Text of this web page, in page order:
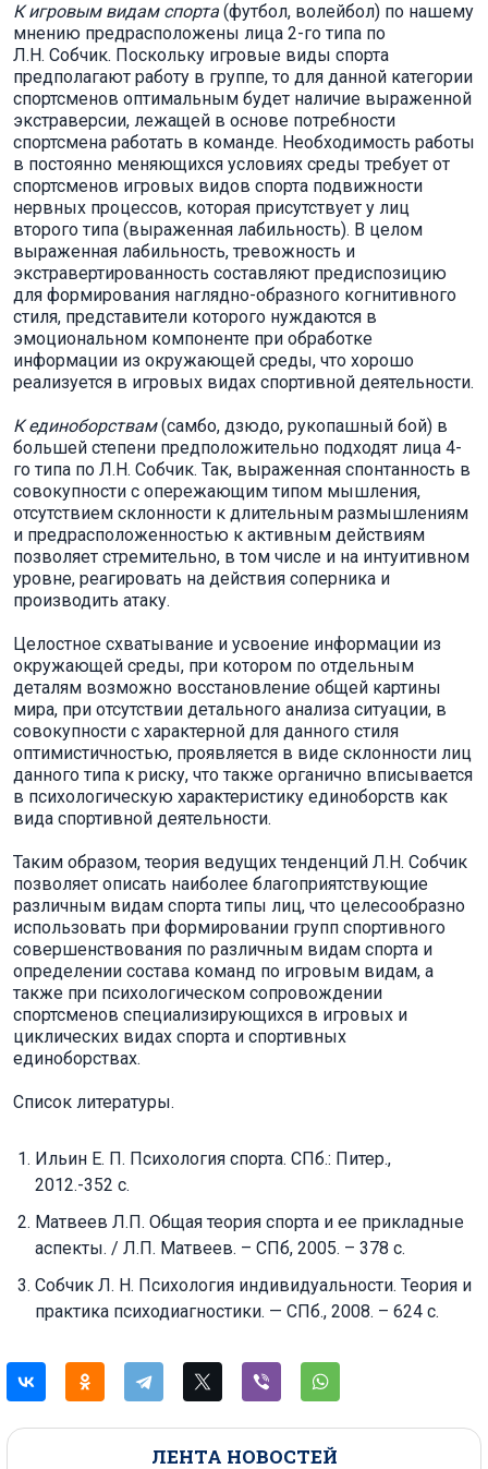
ЛЕНТА НОВОСТЕЙ
К игровым видам спорта (футбол, волейбол) по нашему
мнению предрасположены лица 2-го типа по
Л.Н. Собчик. Поскольку игровые виды спорта
предполагают работу в группе, то для данной категории
спортсменов оптимальным будет наличие выраженной
экстраверсии, лежащей в основе потребности
спортсмена работать в команде. Необходимость работы
в постоянно меняющихся условиях среды требует от
спортсменов игровых видов спорта подвижности
нервных процессов, которая присутствует у лиц
второго типа (выраженная лабильность). В целом
выраженная лабильность, тревожность и
экстравертированность составляют предиспозицию
для формирования наглядно-образного когнитивного
стиля, представители которого нуждаются в
эмоциональном компоненте при обработке
информации из окружающей среды, что хорошо
реализуется в игровых видах спортивной деятельности.
К единоборствам(самбо, дзюдо, рукопашный бой) в
большей степени предположительно подходят лица 4-
го типа по Л.Н. Собчик. Так, выраженная спонтанность в
совокупности с опережающим типом мышления,
отсутствием склонности к длительным размышлениям
и предрасположенностью к активным действиям
позволяет стремительно, в том числе и на интуитивном
уровне, реагировать на действия соперника и
производить атаку.
Целостное схватывание и усвоение информации из
окружающей среды, при котором по отдельным
деталям возможно восстановление общей картины
мира, при отсутствии детального анализа ситуации, в
совокупности с характерной для данного стиля
оптимистичностью, проявляется в виде склонности лиц
данного типа к риску, что также органично вписывается
в психологическую характеристику единоборств как
вида спортивной деятельности.
Таким образом, теория ведущих тенденций Л.Н. Собчик
позволяет описать наиболее благоприятствующие
различным видам спорта типы лиц, что целесообразно
использовать при формировании групп спортивного
совершенствования по различным видам спорта и
определении состава команд по игровым видам, а
также при психологическом сопровождении
спортсменов специализирующихся в игровых и
циклических видах спорта и спортивных
единоборствах.
Список литературы.
Ильин Е. П. Психология спорта. СПб.: Питер.,
2012.-352 с.
Матвеев Л.П. Общая теория спорта и ее прикладные
аспекты. / Л.П. Матвеев. – СПб, 2005. – 378 с.
Собчик Л. Н. Психология индивидуальности. Теория и
практика психодиагностики. — СПб., 2008. – 624 с.